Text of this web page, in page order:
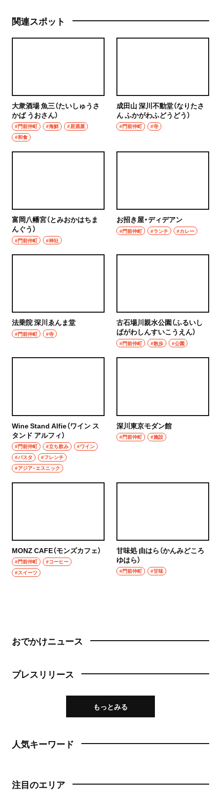
関連スポット
大衆酒場 魚三（たいしゅうさ
かば うおさん）
#門前仲町 #海鮮
#居酒屋
#和食
成田山 深川不動堂（なりたさ
ん ふかがわふどうどう）
#門前仲町 #寺
富岡八幡宮（とみおかはちま
んぐう）
#門前仲町 #神社
お招き屋・ディデアン
#門前仲町 #ランチ #カレー
法乗院 深川ゑんま堂
#門前仲町 #寺
古石場川親水公園（ふるいし
ばがわしんすいこうえん）
#門前仲町 #散歩 #公園
Wine Stand Alfie（ワイン ス
タンド アルフィ）
#門前仲町 #立ち飲み
#ワイン
#パスタ
#フレンチ
#アジア・エスニック
深川東京モダン館
#門前仲町 #施設
MONZ CAFE（モンズカフェ）
#門前仲町
#コーヒー
#スイーツ
甘味処 由はら（かんみどころ
ゆはら）
#門前仲町 #甘味
おでかけニュース
プレスリリース
もっとみる
人気キーワード
注目のエリア